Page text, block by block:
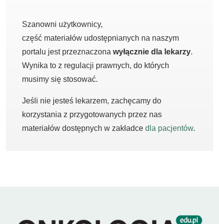
Szanowni użytkownicy,
część materiałów udostępnianych na naszym
portalu jest przeznaczona wyłącznie dla lekarzy.
Wynika to z regulacji prawnych, do których
musimy się stosować.
Jeśli nie jesteś lekarzem, zachęcamy do
korzystania z przygotowanych przez nas
materiałów dostępnych w zakładce dla pacjentów.